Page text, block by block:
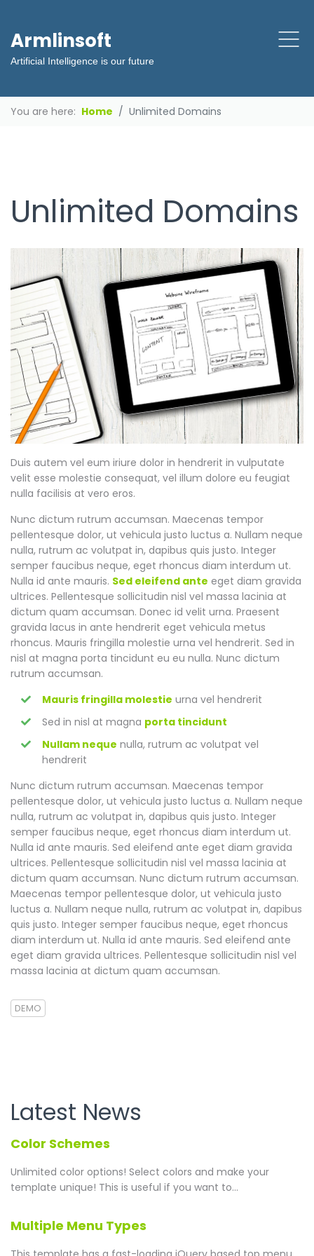
Armlinsoft
Artificial Intelligence is our future
You are here: Home Unlimited Domains
Unlimited Domains
Duis autem vel eum iriure dolor in hendrerit in vulputate
velit esse molestie consequat, vel illum dolore eu feugiat
nulla facilisis at vero eros.
Nunc dictum rutrum accumsan. Maecenas tempor
pellentesque dolor, ut vehicula justo luctus a. Nullam neque
nulla, rutrum ac volutpat in, dapibus quis justo. Integer
semper faucibus neque, eget rhoncus diam interdum ut.
Nulla id ante mauris. Sed eleifend ante eget diam gravida
ultrices. Pellentesque sollicitudin nisl vel massa lacinia at
dictum quam accumsan. Donec id velit urna. Praesent
gravida lacus in ante hendrerit eget vehicula metus
rhoncus. Mauris fringilla molestie urna vel hendrerit. Sed in
nisl at magna porta tincidunt eu eu nulla. Nunc dictum
rutrum accumsan.
Mauris fringilla molestie urna vel hendrerit
Sed in nisl at magna porta tincidunt
Nullam neque nulla, rutrum ac volutpat vel
hendrerit
Nunc dictum rutrum accumsan. Maecenas tempor
pellentesque dolor, ut vehicula justo luctus a. Nullam neque
nulla, rutrum ac volutpat in, dapibus quis justo. Integer
semper faucibus neque, eget rhoncus diam interdum ut.
Nulla id ante mauris. Sed eleifend ante eget diam gravida
ultrices. Pellentesque sollicitudin nisl vel massa lacinia at
dictum quam accumsan. Nunc dictum rutrum accumsan.
Maecenas tempor pellentesque dolor, ut vehicula justo
luctus a. Nullam neque nulla, rutrum ac volutpat in, dapibus
quis justo. Integer semper faucibus neque, eget rhoncus
diam interdum ut. Nulla id ante mauris. Sed eleifend ante
eget diam gravida ultrices. Pellentesque sollicitudin nisl vel
massa lacinia at dictum quam accumsan.
DEMO
Latest News
Color Schemes
Unlimited color options! Select colors and make your
template unique! This is useful if you want to...
Multiple Menu Types